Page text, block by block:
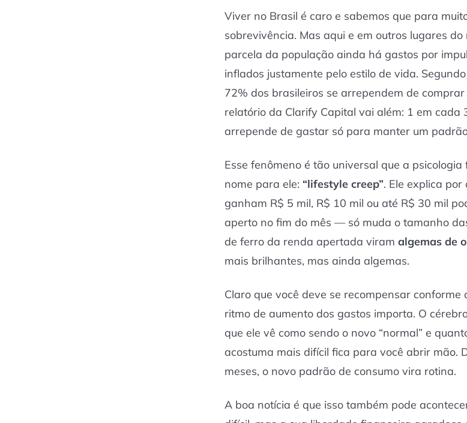
Viver no Brasil é caro e sabemos que para
sobrevivência. Mas aqui e em outros lugares
parcela da população ainda há gastos por
inflados justamente pelo estilo de vida.
72% dos brasileiros se arrependem de
relatório da Clarify Capital vai além: 1 em cada
arrepende de gastar só para manter um
Esse fenômeno é tão universal que a
nome para ele: “lifestyle creep”. Ele explica por
ganham R$ 5 mil, R$ 10 mil ou até R$ 30 mil
aperto no fim do mês — só muda o tamanho
de ferro da renda apertada viram algemas de
mais brilhantes, mas ainda algemas.
Claro que você deve se recompensar conforme
ritmo de aumento dos gastos importa. O
que ele vê como sendo o novo “normal” e
acostuma mais difícil fica para você abrir mão.
meses, o novo padrão de consumo vira rotina.
A boa notícia é que isso também pode